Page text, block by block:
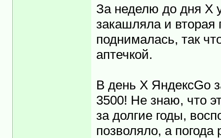
За неделю до дня Х
закашляла и вторая
поднималась, так
аптечкой.
В день Х ЯндексGo
3500! Не знаю, что
за долгие годы,
позволяло, а погода